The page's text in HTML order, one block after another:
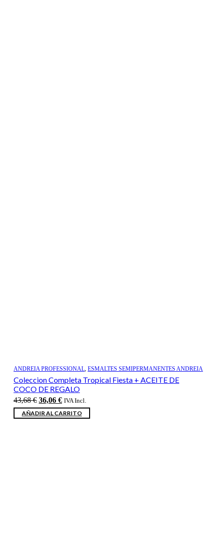
ANDREIA PROFESSIONAL, ESMALTES SEMIPERMANENTES ANDREIA
Coleccion Completa Tropical Fiesta + ACEITE DE
COCO DE REGALO
43,68€ El
precio
original
36,06 €El
precio
actual
IVA Incl.
AÑADIR AL CARRITO